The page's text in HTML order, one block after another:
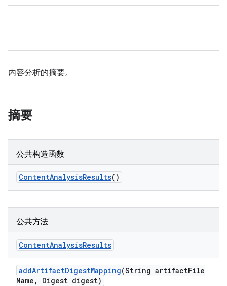
内容分析的摘要。
摘要
公共构造函数
ContentAnalysisResults()
公共方法
ContentAnalysisResults
addArtifactDigestMapping(String artifactFile
Name , Digest digest)